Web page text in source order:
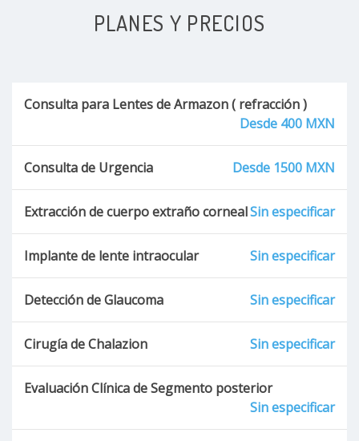
PLANES Y PRECIOS
Consulta para Lentes de Armazon ( refracción )
Desde 400 MXN
Consulta de Urgencia Desde 1500 MXN
Extracción de cuerpo extraño cornealSin especificar
Implante de lente intraocular Sin especificar
Detección de Glaucoma Sin especificar
Cirugía de Chalazion Sin especificar
Evaluación Clínica de Segmento posterior
Sin especificar